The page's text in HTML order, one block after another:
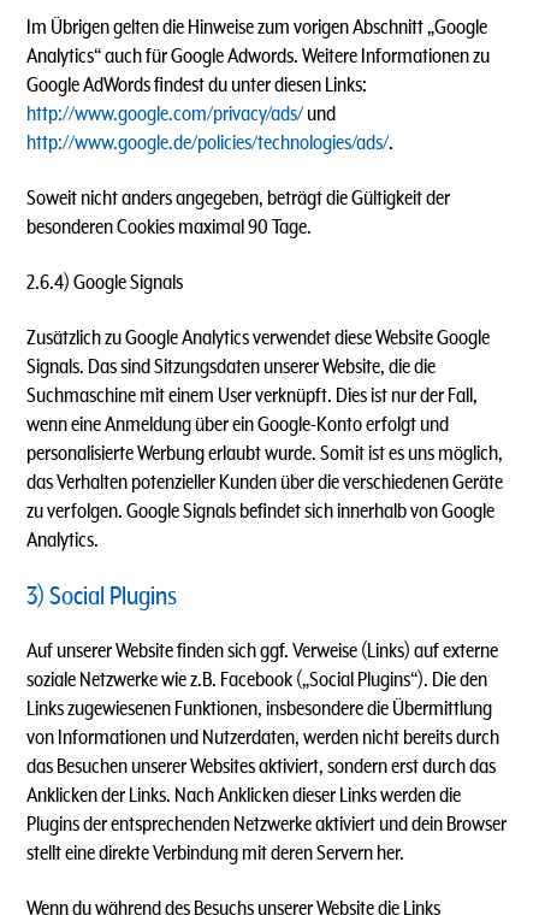
Im Übrigen gelten die Hinweise zum vorigen Abschnitt „Google
Analytics“ auch für Google Adwords. Weitere Informationen zu
Google AdWords findest du unter diesen Links:
http://www.google.com/privacy/ads/ und
http://www.google.de/policies/technologies/ads/.
Soweit nicht anders angegeben, beträgt die Gültigkeit der
besonderen Cookies maximal 90 Tage.
2.6.4) Google Signals
Zusätzlich zu Google Analytics verwendet diese Website Google
Signals. Das sind Sitzungsdaten unserer Website, die die
Suchmaschine mit einem User verknüpft. Dies ist nur der Fall,
wenn eine Anmeldung über ein Google-Konto erfolgt und
personalisierte Werbung erlaubt wurde. Somit ist es uns möglich,
das Verhalten potenzieller Kunden über die verschiedenen Geräte
zu verfolgen. Google Signals befindet sich innerhalb von Google
Analytics.
3) Social Plugins
Auf unserer Website finden sich ggf. Verweise (Links) auf externe
soziale Netzwerke wie z.B. Facebook („Social Plugins“). Die den
Links zugewiesenen Funktionen, insbesondere die Übermittlung
von Informationen und Nutzerdaten, werden nicht bereits durch
das Besuchen unserer Websites aktiviert, sondern erst durch das
Anklicken der Links. Nach Anklicken dieser Links werden die
Plugins der entsprechenden Netzwerke aktiviert und dein Browser
stellt eine direkte Verbindung mit deren Servern her.
Wenn du während des Besuchs unserer Website die Links